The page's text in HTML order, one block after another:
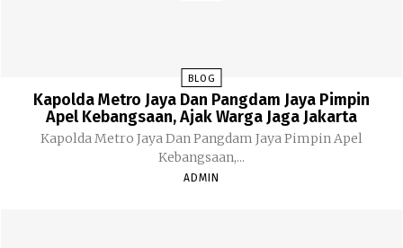
BLOG
Kapolda Metro Jaya Dan Pangdam Jaya Pimpin
Apel Kebangsaan, Ajak Warga Jaga Jakarta
Kapolda Metro Jaya Dan Pangdam Jaya Pimpin Apel
Kebangsaan,...
ADMIN